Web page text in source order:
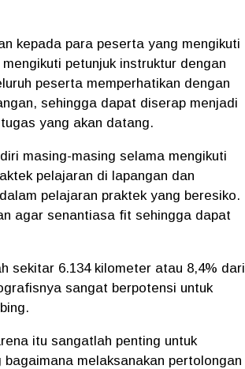
kepada para peserta yang mengikuti
petunjuk instruktur dengan
peserta memperhatikan dengan
sehingga dapat diserap menjadi
yang akan datang.
masing-masing selama mengikuti
pelajaran di lapangan dan
pelajaran praktek yang beresiko.
agar senantiasa fit sehingga dapat
sekitar 6.134 kilometer atau 8,4% dari
sangat berpotensi untuk
itu sangatlah penting untuk
melaksanakan pertolongan